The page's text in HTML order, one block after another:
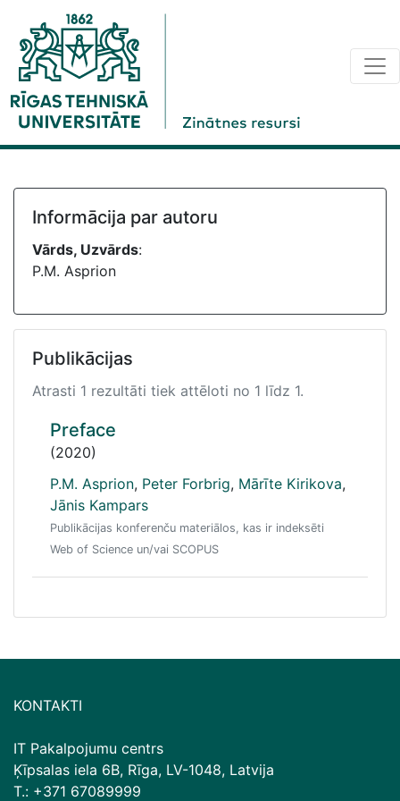
Informācija par autoru
Vārds, Uzvārds:
P.M. Asprion
Publikācijas
Atrasti 1 rezultāti tiek attēloti no 1 līdz 1.
Preface
(2020)
P.M. Asprion, Peter Forbrig, Mārīte Kirikova,
Jānis Kampars
Publikācijas konferenču materiālos, kas ir indeksēti
Web of Science un/vai SCOPUS
KONTAKTI
IT Pakalpojumu centrs
Ķīpsalas iela 6B, Rīga, LV-1048, Latvija
T.: +371 67089999